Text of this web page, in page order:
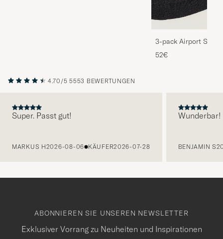
3-pack Airport
Melange
52€
4.70/5 5553 BEWERTUNGEN
Super. Passt gut!
MARKUS H2026-08-06 KÄUFER2026-07-28
Wunderbar!
BENJAMIN S
ABONNIEREN SIE UNSEREN NEWSLETTER
Exklusiver Vorrang zu Neuheiten und Inspirationen